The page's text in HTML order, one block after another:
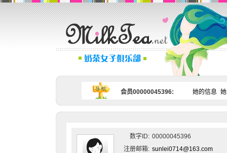
会员00000045396: 她的信息
数字ID: 00000045396
注册邮箱: sunlei0714@163.com